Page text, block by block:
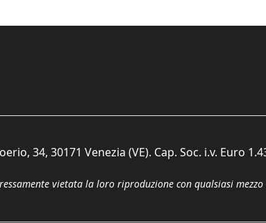
34, 30171 Venezia (VE). Cap. Soc. i.v. Euro
vietata la loro riproduzione con qualsiasi